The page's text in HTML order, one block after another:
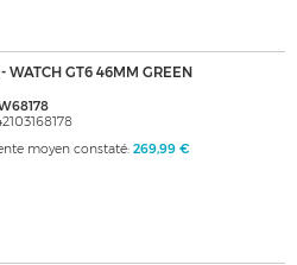
WATCH GT6 46MM GREEN
moyen constaté: 269,99 €